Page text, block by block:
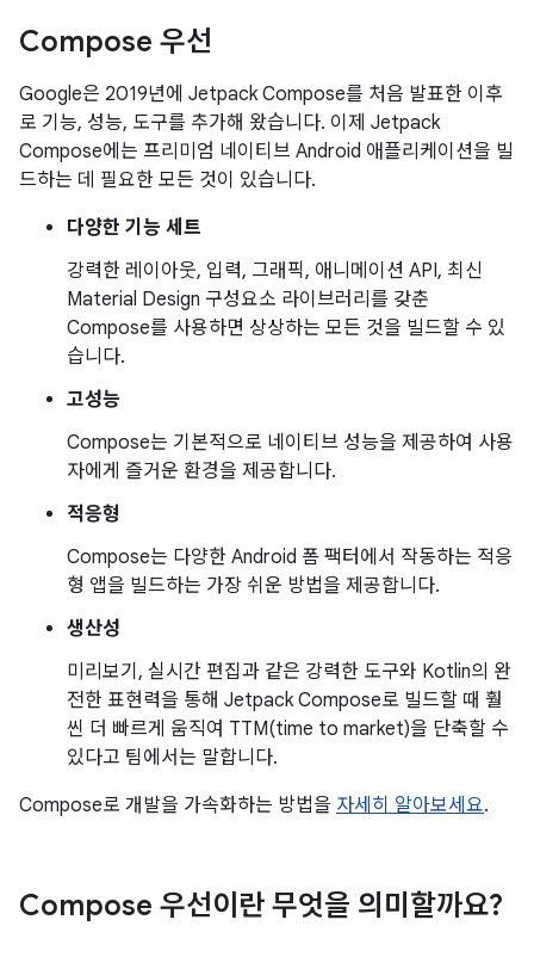
Compose 우선
Google은 2019년에 Jetpack Compose를 처음 발표한 이후
로 기능, 성능, 도구를 추가해 왔습니다. 이제 Jetpack
Compose에는 프리미엄 네이티브 Android 애플리케이션을 빌
드하는 데 필요한 모든 것이 있습니다.
다양한 기능 세트
강력한 레이아웃, 입력, 그래픽, 애니메이션 API, 최신
Material Design 구성요소 라이브러리를 갖춘
Compose를 사용하면 상상하는 모든 것을 빌드할 수 있
습니다.
고성능
Compose는 기본적으로 네이티브 성능을 제공하여 사용
자에게 즐거운 환경을 제공합니다.
적응형
Compose는 다양한 Android 폼 팩터에서 작동하는 적응
형 앱을 빌드하는 가장 쉬운 방법을 제공합니다.
생산성
미리보기, 실시간 편집과 같은 강력한 도구와 Kotlin의 완
전한 표현력을 통해 Jetpack Compose로 빌드할 때 훨
씬 더 빠르게 움직여 TTM(time to market)을 단축할 수
있다고 팀에서는 말합니다.
Compose로 개발을 가속화하는 방법을 자세히 알아보세요.
Compose 우선이란 무엇을 의미할까요?